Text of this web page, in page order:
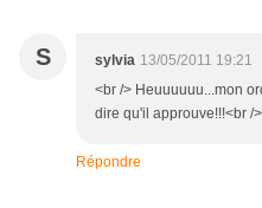
S sylvia 13/05/2011 19:21
<br /> Heuuuuuu...mon
dire qu'il approuve!!!<br /
Répondre